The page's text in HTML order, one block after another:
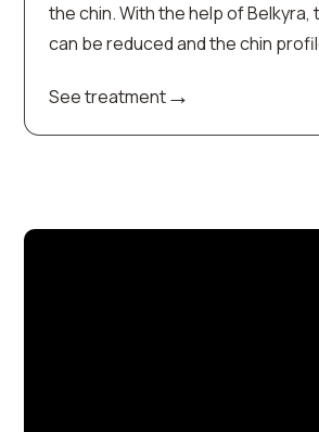
the chin. With the help of Belkyra,
can be reduced and the chin
See treatment→